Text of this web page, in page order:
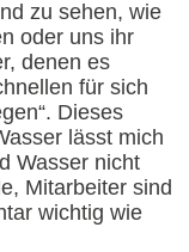
zu sehen, wie
oder uns ihr
denen es
für sich
Dieses
lässt mich
Wasser nicht
Mitarbeiter sind
wichtig wie